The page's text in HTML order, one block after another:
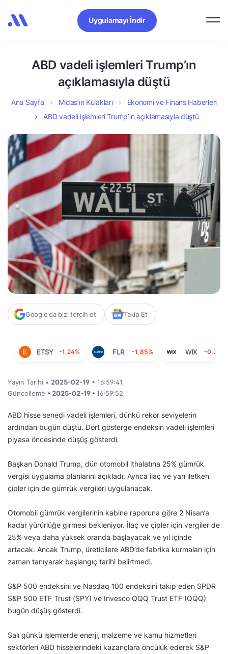
Uygulamayı İndir
ABD vadeli işlemleri Trump’ın
açıklamasıyla düştü
Ana Sayfa Midas’ın Kulakları
Ekonomi ve Finans Haberleri
ABD vadeli işlemleri Trump’ın açıklamasıyla düştü
Google'da bizi tercih et Takip Et
ETSY -1,24% FLR -1,85% WIX -0,38%
Yayın Tarihi • 2025-02-19 • 16:59:41
Güncelleme • 2025-02-19 • 16:59:52
ABD hisse senedi vadeli işlemleri, dünkü rekor seviyelerin
ardından bugün düştü. Dört gösterge endeksin vadeli işlemleri
piyasa öncesinde düşüş gösterdi.
Başkan Donald Trump, dün otomobil ithalatına 25% gümrük
vergisi uygulama planlarını açıkladı. Ayrıca ilaç ve yarı iletken
çipler için de gümrük vergileri uygulanacak.
Otomobil gümrük vergilerinin kabine raporuna göre 2 Nisan’a
kadar yürürlüğe girmesi bekleniyor. İlaç ve çipler için vergiler de
25% veya daha yüksek oranda başlayacak ve yıl içinde
artacak. Ancak Trump, üreticilere ABD’de fabrika kurmaları için
zaman tanıyarak başlangıç tarihi belirtmedi.
S&P 500 endeksini ve Nasdaq 100 endeksini takip eden SPDR
S&P 500 ETF Trust (SPY) ve Invesco QQQ Trust ETF (QQQ)
bugün düşüş gösterdi.
Salı günkü işlemlerde enerji, malzeme ve kamu hizmetleri
sektörleri ABD hisselerindeki kazançlara öncülük ederek S&P